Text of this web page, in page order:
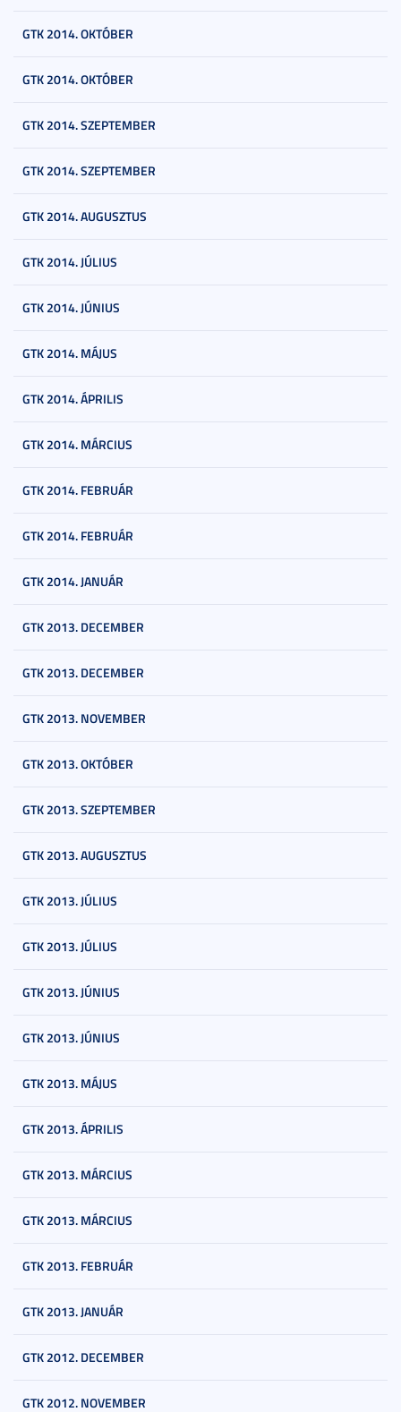
GTK 2014. OKTÓBER
GTK 2014. OKTÓBER
GTK 2014. SZEPTEMBER
GTK 2014. SZEPTEMBER
GTK 2014. AUGUSZTUS
GTK 2014. JÚLIUS
GTK 2014. JÚNIUS
GTK 2014. MÁJUS
GTK 2014. ÁPRILIS
GTK 2014. MÁRCIUS
GTK 2014. FEBRUÁR
GTK 2014. FEBRUÁR
GTK 2014. JANUÁR
GTK 2013. DECEMBER
GTK 2013. DECEMBER
GTK 2013. NOVEMBER
GTK 2013. OKTÓBER
GTK 2013. SZEPTEMBER
GTK 2013. AUGUSZTUS
GTK 2013. JÚLIUS
GTK 2013. JÚLIUS
GTK 2013. JÚNIUS
GTK 2013. JÚNIUS
GTK 2013. MÁJUS
GTK 2013. ÁPRILIS
GTK 2013. MÁRCIUS
GTK 2013. MÁRCIUS
GTK 2013. FEBRUÁR
GTK 2013. JANUÁR
GTK 2012. DECEMBER
GTK 2012. NOVEMBER